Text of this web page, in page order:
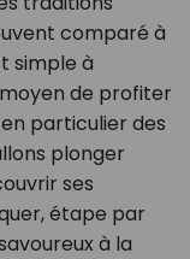
comparé à
simple à
de profiter
particulier des
plonger
ses
étape par
à la